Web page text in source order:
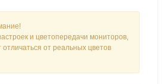
и цветопередачи мониторов,
отличаться от реальных цветов